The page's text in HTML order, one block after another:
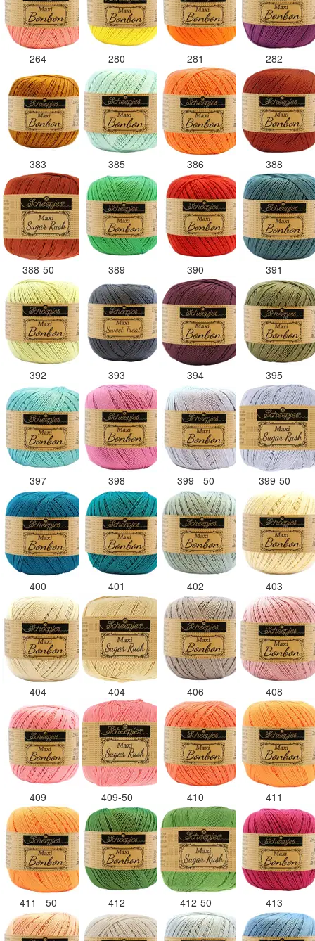
264 280 281 282
383 385 386 388
388-50 389 390 391
392 393 394 395
397 398 399 - 50 399-50
400 401 402 403
404 404 406 408
409 409-50 410 411
411 - 50 412 412-50 413